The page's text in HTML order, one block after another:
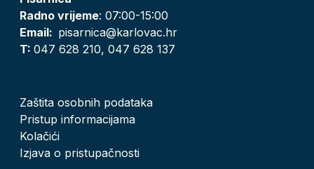
Radno vrijeme: 07:00-15:00
Email: pisarnica@karlovac.hr
T: 047 628 210, 047 628 137
Zaštita osobnih podataka
Pristup informacijama
Kolačići
Izjava o pristupačnosti